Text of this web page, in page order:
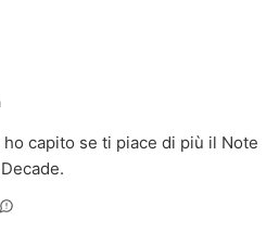
capito se ti piace di più il Note